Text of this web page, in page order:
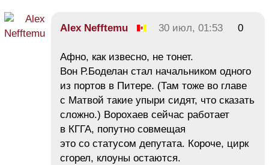
Alex Nefftemu 30 июл, 01:53 0
Афно, как извесно, не тонет.
Вон Р.Боделан стал начальником одного
из портов в Питере. (Там тоже во главе
с Матвой такие упыри сидят, что сказать
сложно.) Ворохаев сейчас работает
в КГГА, попутно совмещая
это со статусом депутата. Короче, цирк
сгорел, клоуны остаются.